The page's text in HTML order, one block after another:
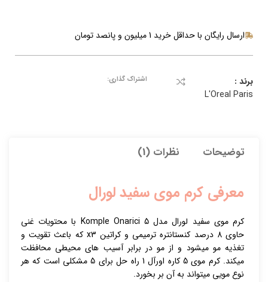
ارسال رایگان با حداقل خرید 1 میلیون و پانصد تومان
برند :
L'Oreal Paris
اشتراک گذاری:
توضیحات نظرات (1)
معرفی کرم موی سفید لورال
کرم مو
ی سفید لورال مدل Komple Onarici 5 با محتویات غنی
حاوی 8 درصد کنستانتره ترمیمی و کراتین x3 که باعث تقویت و
تغذیه مو میشود و از مو در برابر آسیب های محیطی محافظت
میکند. کرم موی 5 کاره اورآل 1 راه حل برای 5 مشکلی است که هر
نوع مویی میتواند به آن بر بخورد.